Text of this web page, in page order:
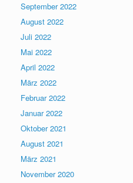
September 2022
August 2022
Juli 2022
Mai 2022
April 2022
März 2022
Februar 2022
Januar 2022
Oktober 2021
August 2021
März 2021
November 2020